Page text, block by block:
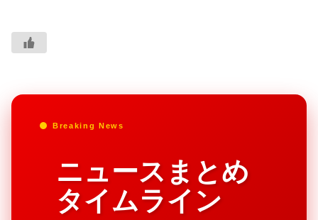
Breaking News
ニュースまとめ
タイムライン